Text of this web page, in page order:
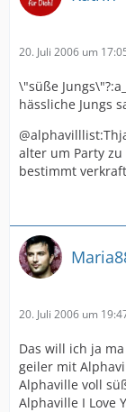
20. Juli 2006 um
\"süße
hässliche Jungs
alter um Party
bestimmt
20. Juli 2006 um
Das will ich ja
geiler mit
Alphaville voll
Alphaville I Love